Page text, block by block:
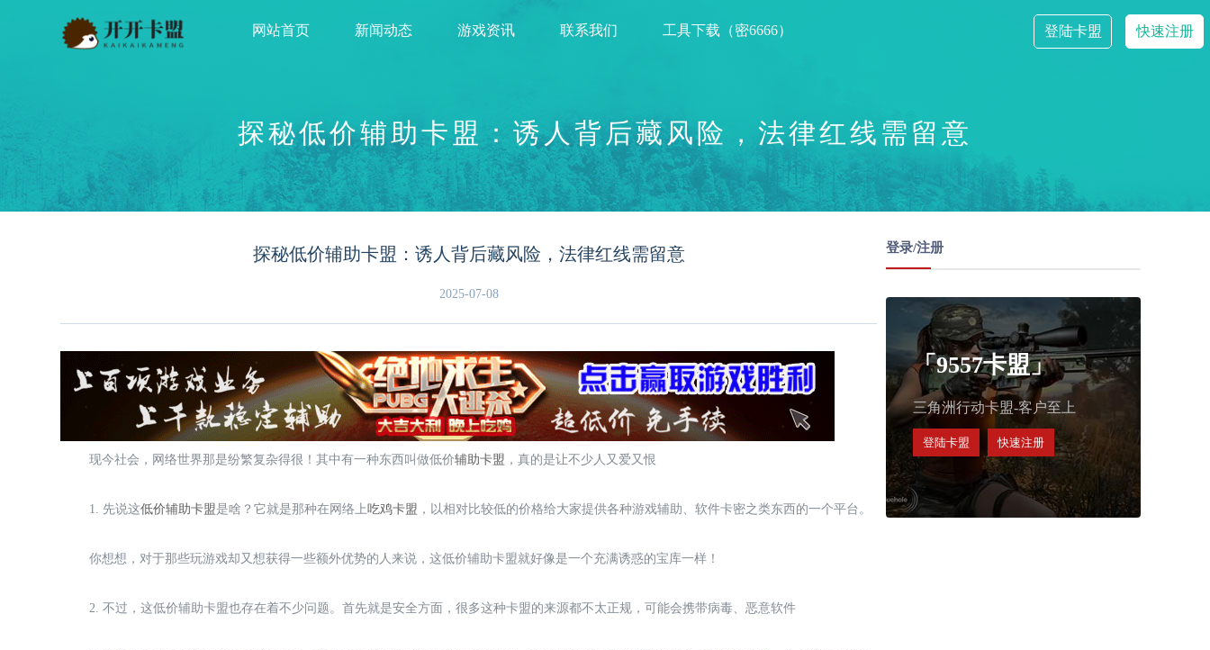
网站首页 新闻动态 游戏资讯 联系我们 工具下载（密6666） 登陆卡盟 快速注册
探秘低价辅助卡盟：诱人背后藏风险，法律红线需留意
探秘低价辅助卡盟：诱人背后藏风险，法律红线需留意
2025-07-08
现今社会，网络世界那是纷繁复杂得很！其中有一种东西叫做低价辅助卡盟 ，真的是让不少人又爱又恨
1. 先说这低价辅助卡盟是啥？它就是那种在网络上吃鸡卡盟 ，以相对比较低的价格给大家提供各种游戏辅助、软件卡密之类东西的一个平台。
你想想，对于那些玩游戏却又想获得一些额外优势的人来说，这低价辅助卡盟就好像是一个充满诱惑的宝库一样！
2. 不过，这低价辅助卡盟也存在着不少问题。首先就是安全方面，很多这种卡盟的来源都不太正规，可能会携带病毒、恶意软件
登录/注册
「9557卡盟」
三角洲行动卡盟-客户至上
登陆卡盟 快速注册